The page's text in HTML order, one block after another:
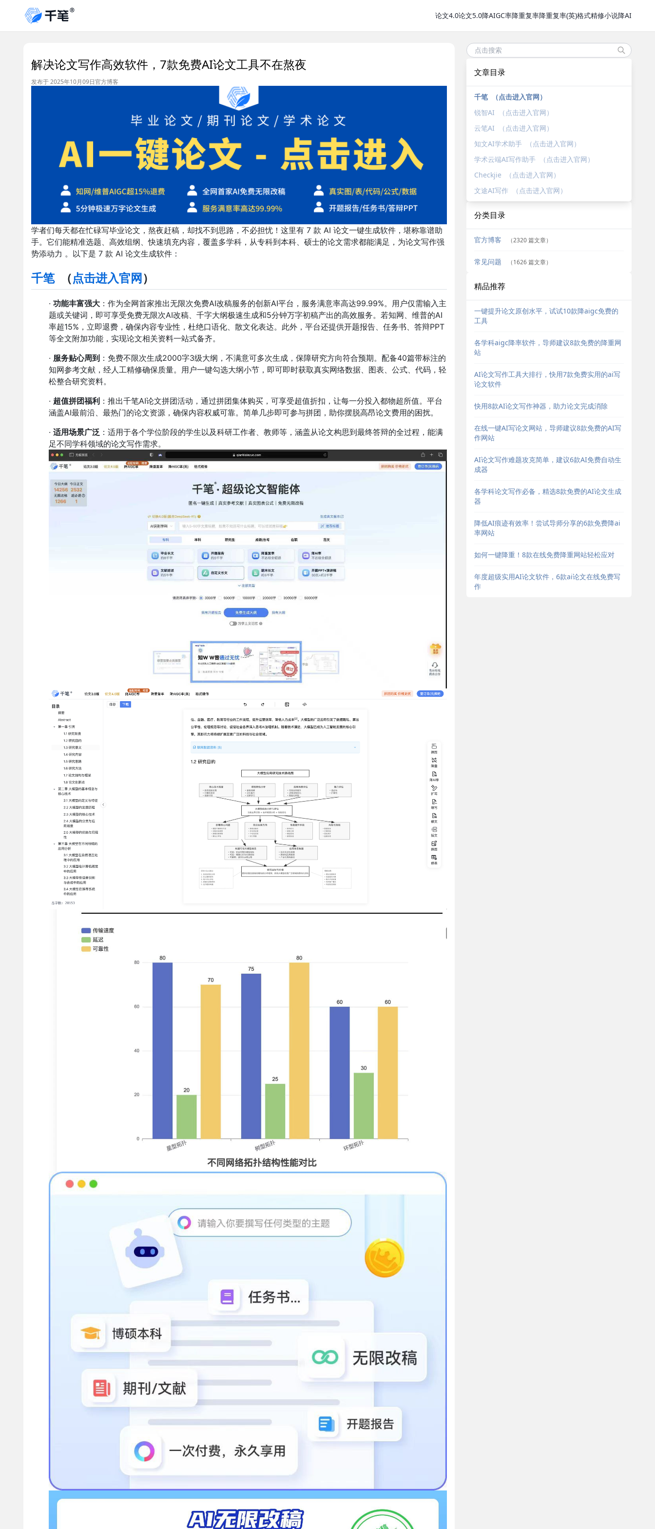
论文4.0论文5.0降AIGC率降重复率降重复率(英)格式精修小说降AI
解决论文写作高效软件，7款免费AI论文工具不在熬夜
发布于 2025年10月09日官方博客
学者们每天都在忙碌写毕业论文，熬夜赶稿，却找不到思路，不必担忧！这里有 7 款 AI 论文一键生成软件，堪称靠谱助
手。它们能精准选题、高效组纲、快速填充内容，覆盖多学科，从专科到本科、硕士的论文需求都能满足，为论文写作强
势添动力 。以下是 7 款 AI 论文生成软件：
千笔（点击进入官网 ）
· 功能丰富强大 ：作为全网首家推出无限次免费AI改稿服务的创新AI平台，服务满意率高达99.99%。用户仅需输入主
题或关键词，即可享受免费无限次AI改稿、千字大纲极速生成和5分钟万字初稿产出的高效服务。若知网、维普的AI
率超15%，立即退费，确保内容专业性，杜绝口语化、散文化表达。此外，平台还提供开题报告、任务书、答辩PPT
等全文附加功能，实现论文相关资料一站式备齐。
· 服务贴心周到 ：免费不限次生成2000字3级大纲，不满意可多次生成，保障研究方向符合预期。配备40篇带标注的
知网参考文献，经人工精修确保质量。用户一键勾选大纲小节，即可即时获取真实网络数据、图表、公式、代码，轻
松整合研究资料。
· 超值拼团福利 ：推出千笔AI论文拼团活动，通过拼团集体购买，可享受超值折扣，让每一分投入都物超所值。平台
涵盖AI最前沿、最热门的论文资源，确保内容权威可靠。简单几步即可参与拼团，助你摆脱高昂论文费用的困扰。
· 适用场景广泛 ：适用于各个学位阶段的学生以及科研工作者、教师等，涵盖从论文构思到最终答辩的全过程，能满
足不同学科领域的论文写作需求。
文章目录
千笔 （点击进入官网）
锐智AI （点击进入官网）
云笔AI （点击进入官网）
知文AI学术助手 （点击进入官网）
学术云端AI写作助手 （点击进入官网）
Checkjie （点击进入官网）
文途AI写作 （点击进入官网）
分类目录
官方博客 （2320 篇文章）
常见问题 （1626 篇文章）
精品推荐
一键提升论文原创水平，试试10款降aigc免费的
工具
各学科aigc降率软件，导师建议8款免费的降重网
站
AI论文写作工具大排行，快用7款免费实用的ai写
论文软件
快用8款AI论文写作神器，助力论文完成消除
在线一键AI写论文网站，导师建议8款免费的AI写
作网站
AI论文写作难题攻克简单，建议6款AI免费自动生
成器
各学科论文写作必备，精选8款免费的AI论文生成
器
降低AI痕迹有效率！尝试导师分享的6款免费降ai
率网站
如何一键降重！8款在线免费降重网站轻松应对
年度超级实用AI论文软件，6款ai论文在线免费写
作